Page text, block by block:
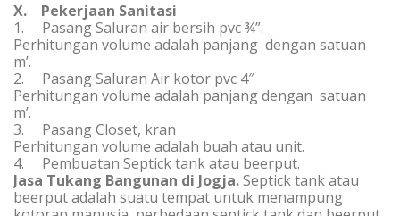
X. Pekerjaan Sanitasi
1. Pasang Saluran air bersih pvc ¾”.
Perhitungan volume adalah panjang dengan satuan
m’.
2. Pasang Saluran Air kotor pvc 4″
Perhitungan volume adalah panjang dengan satuan
m’.
3. Pasang Closet, kran
Perhitungan volume adalah buah atau unit.
4. Pembuatan Septick tank atau beerput.
Jasa Tukang Bangunan di Jogja.Septick tank atau
beerput adalah suatu tempat untuk menampung